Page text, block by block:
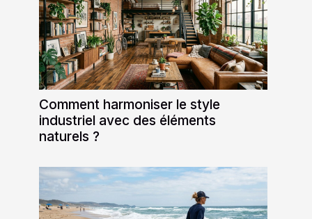
Comment harmoniser le style
industriel avec des éléments
naturels ?